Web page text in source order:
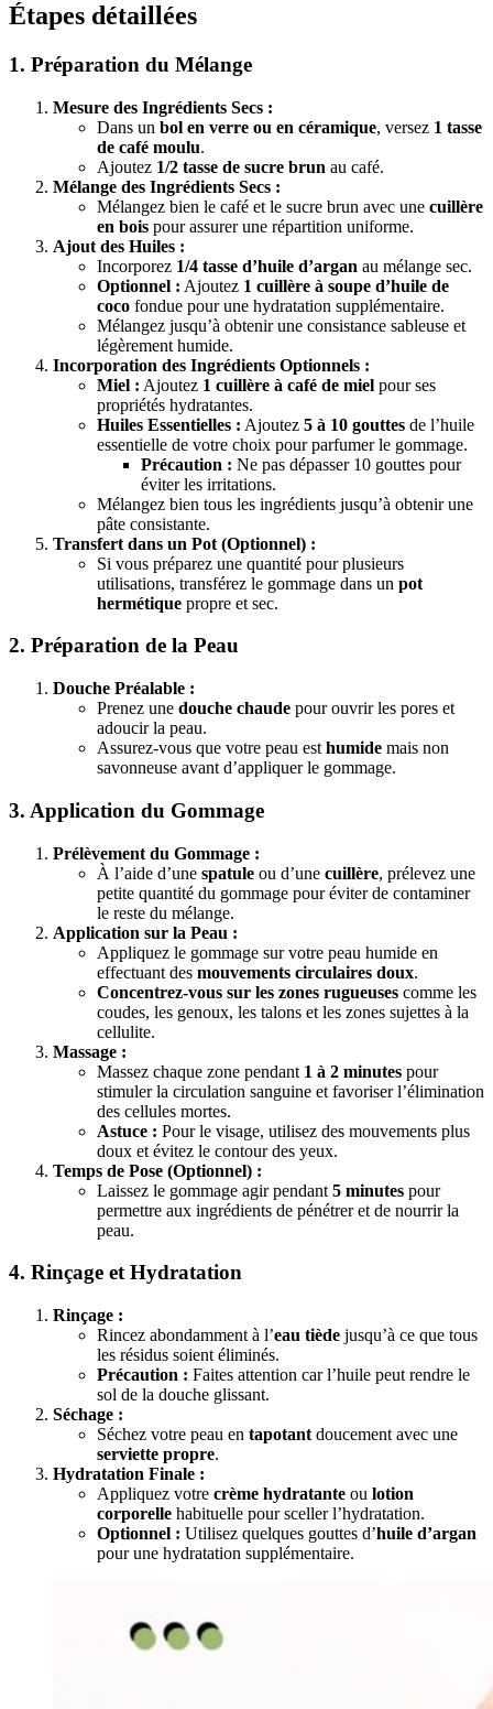
Étapes détaillées
1. Préparation du Mélange
Mesure des Ingrédients Secs :
Dans un bol en verre ou en céramique, versez 1 tasse
de café moulu.
Ajoutez 1/2 tasse de sucre brun au café.
Mélange des Ingrédients Secs :
Mélangez bien le café et le sucre brun avec une cuillère
en bois pour assurer une répartition uniforme.
Ajout des Huiles :
Incorporez 1/4 tasse d’huile d’argan au mélange sec.
Optionnel : Ajoutez 1 cuillère à soupe d’huile de
coco fondue pour une hydratation supplémentaire.
Mélangez jusqu’à obtenir une consistance sableuse et
légèrement humide.
Incorporation des Ingrédients Optionnels :
Miel : Ajoutez 1 cuillère à café de miel pour ses
propriétés hydratantes.
Huiles Essentielles : Ajoutez 5 à 10 gouttes de l’huile
essentielle de votre choix pour parfumer le gommage.
Précaution : Ne pas dépasser 10 gouttes pour
éviter les irritations.
Mélangez bien tous les ingrédients jusqu’à obtenir une
pâte consistante.
Transfert dans un Pot (Optionnel) :
Si vous préparez une quantité pour plusieurs
utilisations, transférez le gommage dans un pot
hermétique propre et sec.
2. Préparation de la Peau
Douche Préalable :
Prenez une douche chaude pour ouvrir les pores et
adoucir la peau.
Assurez-vous que votre peau est humide mais non
savonneuse avant d’appliquer le gommage.
3. Application du Gommage
Prélèvement du Gommage :
À l’aide d’une spatule ou d’une cuillère, prélevez une
petite quantité du gommage pour éviter de contaminer
le reste du mélange.
Application sur la Peau :
Appliquez le gommage sur votre peau humide en
effectuant des mouvements circulaires doux.
Concentrez-vous sur les zones rugueuses comme les
coudes, les genoux, les talons et les zones sujettes à la
cellulite.
Massage :
Massez chaque zone pendant 1 à 2 minutes pour
stimuler la circulation sanguine et favoriser l’élimination
des cellules mortes.
Astuce : Pour le visage, utilisez des mouvements plus
doux et évitez le contour des yeux.
Temps de Pose (Optionnel) :
Laissez le gommage agir pendant 5 minutes pour
permettre aux ingrédients de pénétrer et de nourrir la
peau.
4. Rinçage et Hydratation
Rinçage :
Rincez abondamment à l’eau tiède jusqu’à ce que tous
les résidus soient éliminés.
Précaution : Faites attention car l’huile peut rendre le
sol de la douche glissant.
Séchage :
Séchez votre peau en tapotant doucement avec une
serviette propre.
Hydratation Finale :
Appliquez votre crème hydratante ou lotion
corporelle habituelle pour sceller l’hydratation.
Optionnel : Utilisez quelques gouttes d’huile d’argan
pour une hydratation supplémentaire.